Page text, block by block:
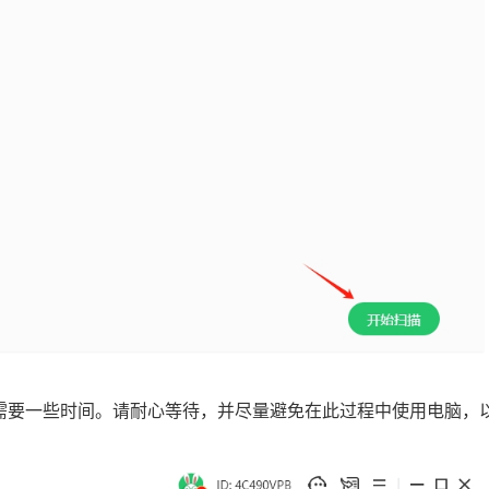
一些时间。请耐心等待，并尽量避免在此过程中使用电脑，